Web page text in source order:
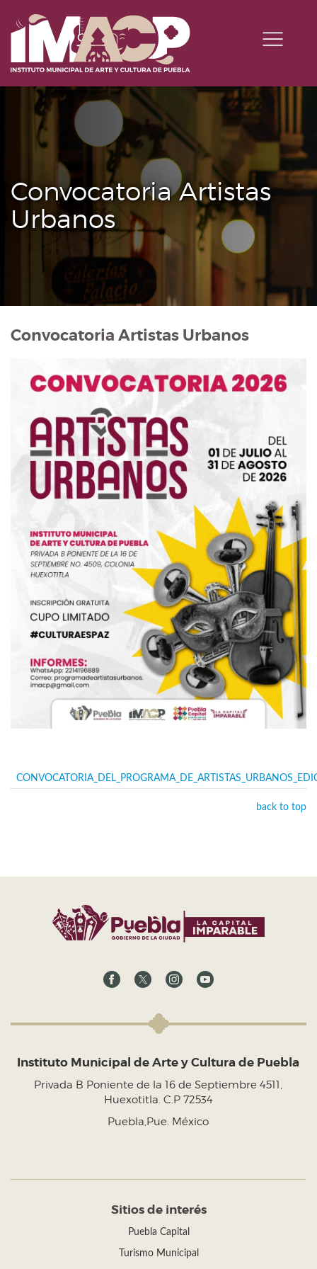
Convocatoria Artistas
Urbanos
Convocatoria Artistas Urbanos
back to top
Instituto Municipal de Arte y Cultura de Puebla
Privada B Poniente de la 16 de Septiembre 4511,
Huexotitla. C.P 72534
Puebla,Pue. México
Sitios de interés
Puebla Capital
Turismo Municipal